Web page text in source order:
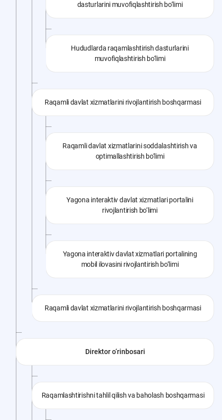
dasturlarini muvofiqlashtirish bo‘limi
Hududlarda raqamlashtirish dasturlarini
muvofiqlashtirish bo‘limi
Raqamli davlat xizmatlarini rivojlantirish boshqarmasi
Raqamli davlat xizmatlarini soddalashtirish va
optimallashtirish bo‘limi
Yagona interaktiv davlat xizmatlari portalini
rivojlantirish bo‘limi
Yagona interaktiv davlat xizmatlari portalining
mobil ilovasini rivojlantirish bo‘limi
Raqamli davlat xizmatlarini rivojlantirish boshqarmasi
Direktor o‘rinbosari
Raqamlashtirishni tahlil qilish va baholash boshqarmasi